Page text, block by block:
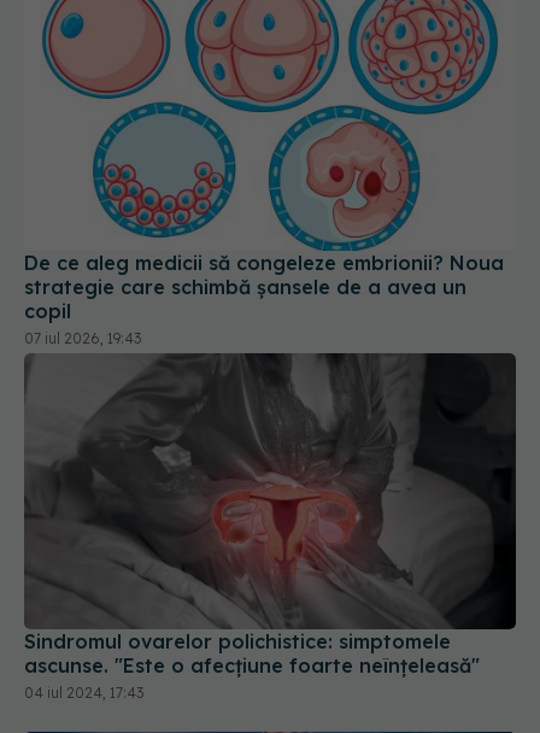
De ce aleg medicii să congeleze embrionii? Noua
strategie care schimbă șansele de a avea un
07 iul 2026, 19:43
Sindromul ovarelor polichistice: simptomele
ascunse. "Este o afecțiune foarte neînțeleasă"
04 iul 2024, 17:43